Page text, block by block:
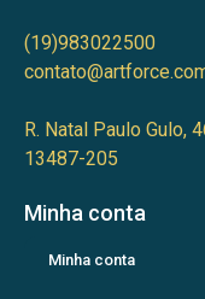
(19)983022500
R. Natal Paulo Gulo,
13487-205
Minha conta
Minha conta